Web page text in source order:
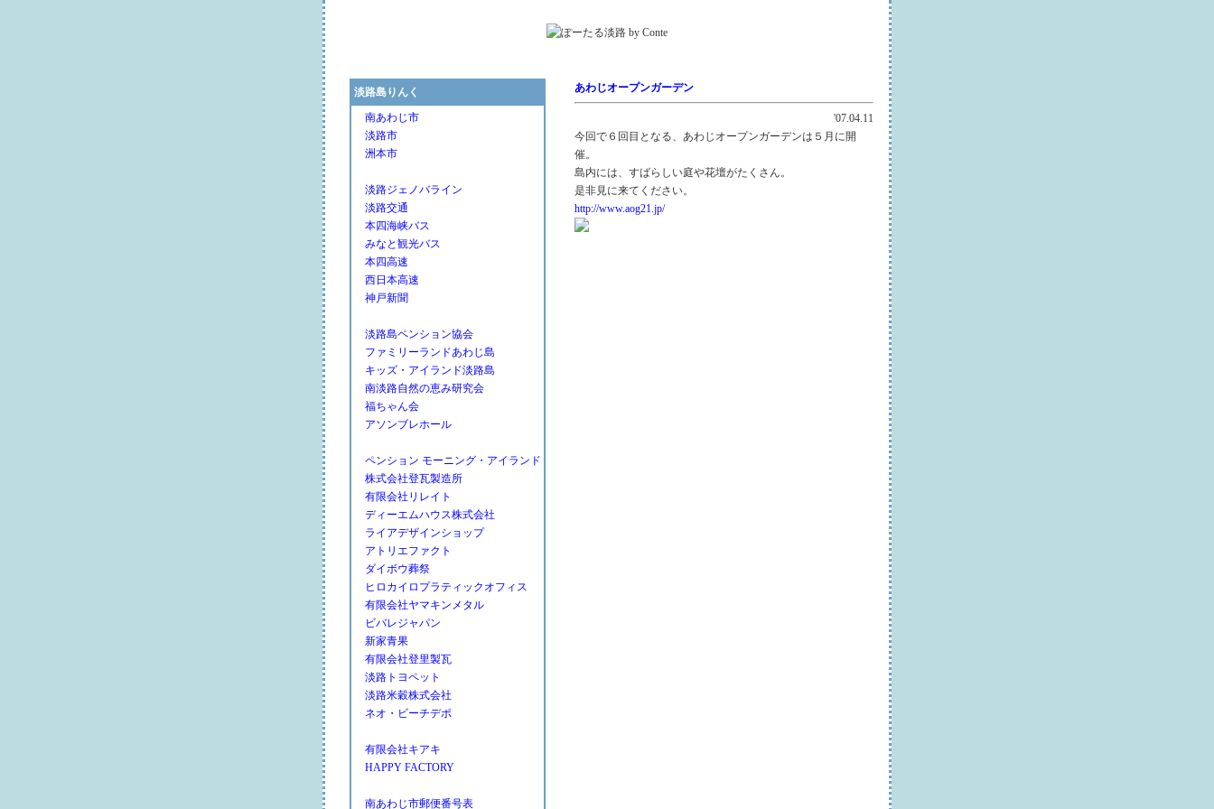
淡路島りんく
南あわじ市
淡路市
洲本市
淡路ジェノバライン
淡路交通
本四海峡バス
みなと観光バス
本四高速
西日本高速
神戸新聞
淡路島ペンション協会
ファミリーランドあわじ島
キッズ・アイランド淡路島
南淡路自然の恵み研究会
福ちゃん会
アソンブレホール
ペンション モーニング・アイランド
株式会社登瓦製造所
有限会社リレイト
ディーエムハウス株式会社
ライアデザインショップ
アトリエファクト
ダイボウ葬祭
ヒロカイロプラティックオフィス
有限会社ヤマキンメタル
ビバレジャパン
新家青果
有限会社登里製瓦
淡路トヨペット
淡路米穀株式会社
ネオ・ビーチデポ
有限会社キアキ
HAPPY FACTORY
南あわじ市郵便番号表
あわじオープンガーデン
'07.04.11
今回で６回目となる、あわじオープンガーデンは５月に開
催。
島内には、すばらしい庭や花壇がたくさん。
是非見に来てください。
http://www.aog21.jp/